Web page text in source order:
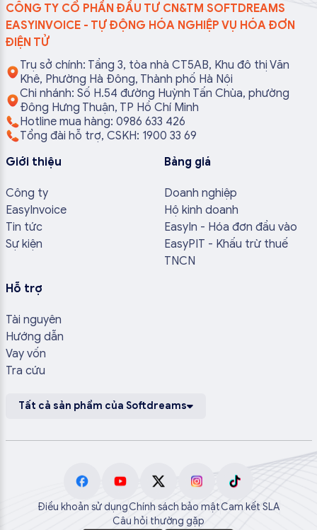
CÔNG TY CỔ PHẦN ĐẦU TƯ CN&TM SOFTDREAMS
EASYINVOICE - TỰ ĐỘNG HÓA NGHIỆP VỤ HÓA ĐƠN
ĐIỆN TỬ
Trụ sở chính: Tầng 3, tòa nhà CT5AB, Khu đô thị Văn
Khê, Phường Hà Đông, Thành phố Hà Nội
Chi nhánh: Số H.54 đường Huỳnh Tấn Chùa, phường
Đông Hưng Thuận, TP Hồ Chí Minh
Hotline mua hàng: 0986 633 426
Tổng đài hỗ trợ, CSKH: 1900 33 69
Giới thiệu
Công ty
EasyInvoice
Tin tức
Sự kiện
Bảng giá
Doanh nghiệp
Hộ kinh doanh
EasyIn - Hóa đơn đầu vào
EasyPIT - Khấu trừ thuế
TNCN
Hỗ trợ
Tài nguyên
Hướng dẫn
Vay vốn
Tra cứu
Tất cả sản phẩm của Softdreams
Điều khoản sử dụngChính sách bảo mậtCam kết SLA
Câu hỏi thường gặp